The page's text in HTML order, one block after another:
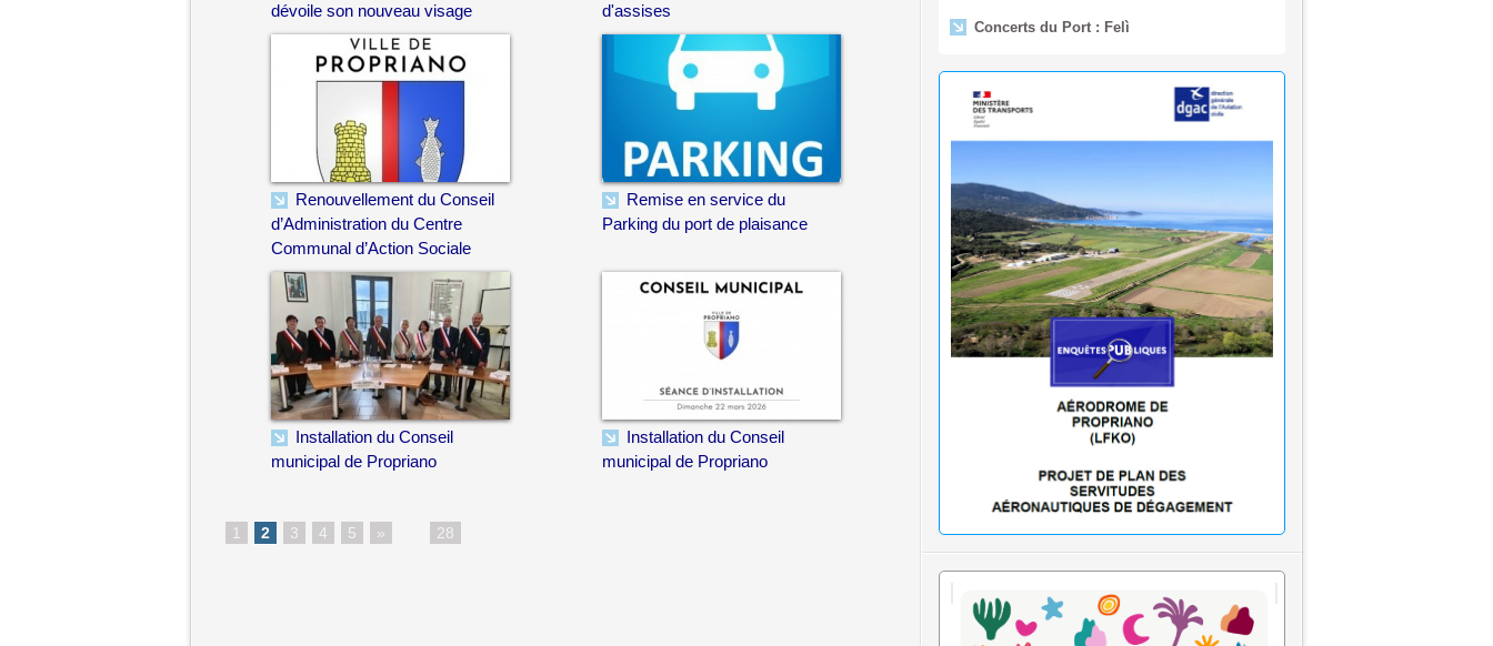
dévoile son nouveau visage
d'assises
Renouvellement du Conseil
d’Administration du Centre
Communal d’Action Sociale
Remise en service du
Parking du port de plaisance
Installation du Conseil
municipal de Propriano
Installation du Conseil
municipal de Propriano
1 2 3 4 5 » 28
de Propriano
🟢 🌊 Réouverture à la baignade : Plage du
Fermeture temporaire de la baignade Plage
du Lido - Purraja par mesure de précaution
Décision du Maire du 09 juillet 2026
Arrêtés municipaux - Juillet 2026